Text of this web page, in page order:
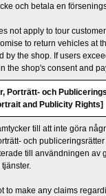
och betala en
not apply to tour
to return vehicles at
by the shop. If users
the shop's consent and
Porträtt- och
and Publicity Rights]
till att inte göra
och
till användningen av
to make any claims